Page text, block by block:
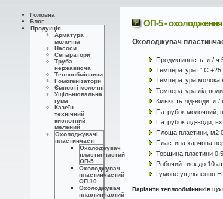
Головна
Блог
Продукція
Арматура
молочна
Насоси
Сепаратори
Труба
нержавіюча
Теплообмінники
Гомогенізатори
Ємності молочні
Ущільнювальна
гума
Казеїн
технічний
кислотний
мелений
Охолоджувачі
пластинчасті
Охолоджувач
пластинчастий
ОП-5
Охолоджувач
пластинчастий
ОП-10
Охолоджувач
пластинчастий
ОП-5 - охолодження
Охолоджувач
Продуктивність, л / ч
Температура, ° С +25
Температура молока
Температура лід-
Кількість лід-води, л /
Патрубок молочний,
Патрубок лід-води,
Площа пластини, м2
Пластина харчова
Товщина пластини
Робочий тиск до 10
Гумове ущільнення
Варіанти теплообмінників